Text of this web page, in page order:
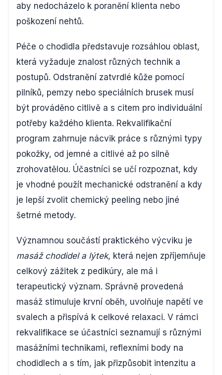
aby nedocházelo k poranění klienta nebo
poškození nehtů.
Péče o chodidla představuje rozsáhlou oblast,
která vyžaduje znalost různých technik a
postupů. Odstranění zatvrdlé kůže pomocí
pilníků, pemzy nebo speciálních brusek musí
být prováděno citlivě a s citem pro individuální
potřeby každého klienta. Rekvalifikační
program zahrnuje nácvik práce s různými typy
pokožky, od jemné a citlivé až po silně
zrohovatělou. Účastníci se učí rozpoznat, kdy
je vhodné použít mechanické odstranění a kdy
je lepší zvolit chemický peeling nebo jiné
šetrné metody.
Významnou součástí praktického výcviku je
masáž chodidel a lýtek, která nejen zpříjemňuje
celkový zážitek z pedikúry, ale má i
terapeutický význam. Správně provedená
masáž stimuluje krvní oběh, uvolňuje napětí ve
svalech a přispívá k celkové relaxaci. V rámci
rekvalifikace se účastníci seznamují s různými
masážními technikami, reflexními body na
chodidlech a s tím, jak přizpůsobit intenzitu a